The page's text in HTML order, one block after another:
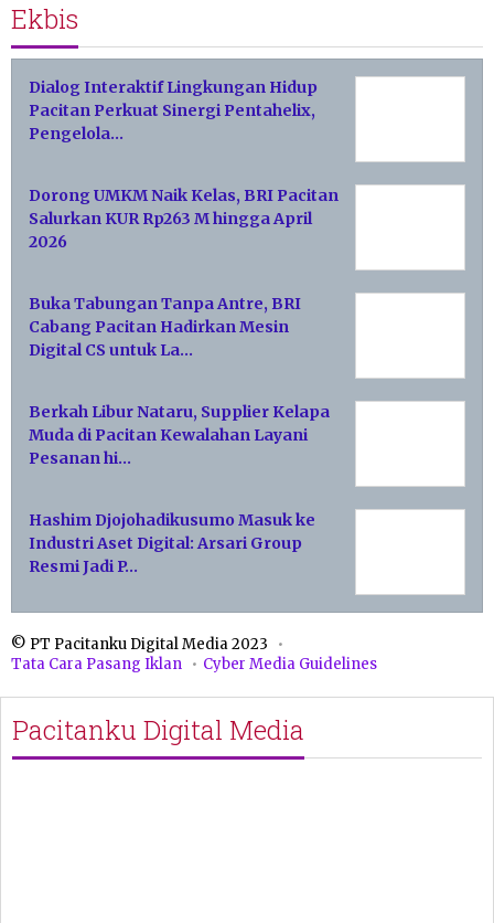
Ekbis
Dialog Interaktif Lingkungan Hidup
Pacitan Perkuat Sinergi Pentahelix,
Pengelola…
Dorong UMKM Naik Kelas, BRI Pacitan
Salurkan KUR Rp263 M hingga April
2026
Buka Tabungan Tanpa Antre, BRI
Cabang Pacitan Hadirkan Mesin
Digital CS untuk La…
Berkah Libur Nataru, Supplier Kelapa
Muda di Pacitan Kewalahan Layani
Pesanan hi…
Hashim Djojohadikusumo Masuk ke
Industri Aset Digital: Arsari Group
Resmi Jadi P…
© PT Pacitanku Digital Media 2023
Tata Cara Pasang Iklan
Cyber Media Guidelines
Pacitanku Digital Media